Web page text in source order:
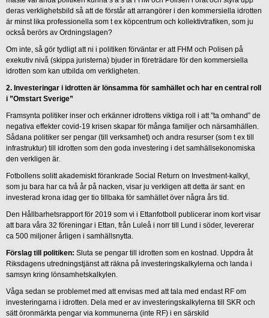
deras verklighetsbild så att de förstår att arrangörer i den kommersiella idrotten
är minst lika professionella som t ex köpcentrum och kollektivtrafiken, som ju
också berörs av Ordningslagen?
Om inte, så gör tydligt att ni i politiken förväntar er att FHM och Polisen på
exekutiv nivå (skippa juristerna) bjuder in företrädare för den kommersiella
idrotten som kan utbilda om verkligheten.
2. Investeringar i idrotten är lönsamma för samhället och har en central roll
i ”Omstart Sverige”
Framsynta politiker inser och erkänner idrottens viktiga roll i att ”ta omhand” de
negativa effekter covid-19 krisen skapar för många familjer och närsamhällen.
Sådana politiker ser pengar (till verksamhet) och andra resurser (som t ex till
infrastruktur) till idrotten som den goda investering i det samhällsekonomiska
den verkligen är.
Fotbollens solitt akademiskt förankrade Social Return on Investment-kalkyl,
som ju bara har ca två år på nacken, visar ju verkligen att detta är sant: en
investerad krona idag ger tio tillbaka för samhället över några års tid.
Den Hållbarhetsrapport för 2019 som vi i Ettanfotboll publicerar inom kort visar
att bara våra 32 föreningar i Ettan, från Luleå i norr till Lund i söder, levererar
ca 500 miljoner årligen i samhällsnytta.
Förslag till politiken: Sluta se pengar till idrotten som en kostnad. Uppdra åt
Riksdagens utredningstjänst att räkna på investeringskalkylerna och landa i
samsyn kring lönsamhetskalkylen.
Våga sedan se problemet med att envisas med att tala med endast RF om
investeringarna i idrotten. Dela med er av investeringskalkylerna till SKR och
sätt öronmärkta pengar via kommunerna (inte RF) i en särskild